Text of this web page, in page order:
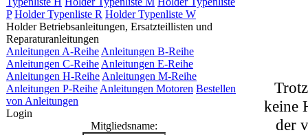
P Holder Typenliste R Holder Typenliste W
Holder Betriebsanleitungen, Ersatzteillisten und
Reparaturanleitungen
Anleitungen A-Reihe Anleitungen B-Reihe
Anleitungen C-Reihe Anleitungen E-Reihe
Anleitungen H-Reihe Anleitungen M-Reihe
Anleitungen P-Reihe Anleitungen Motoren Bestellen
von Anleitungen
Login
Mitgliedsname:
keine
der